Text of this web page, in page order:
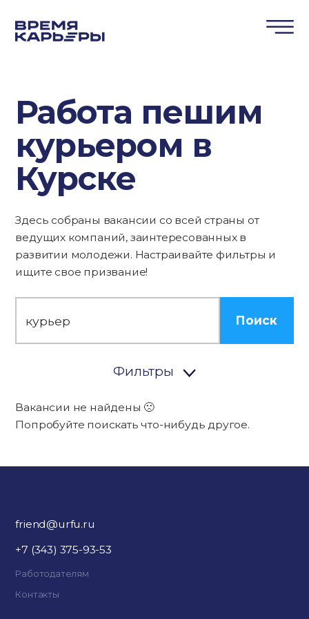
Работа пешим
курьером в
Курске
Здесь собраны вакансии со всей страны от
ведущих компаний, заинтересованных в
развитии молодежи. Настраивайте фильтры и
ищите свое призвание!
Поиск
Фильтры
Вакансии не найдены 🙁
Попробуйте поискать что-нибудь другое.
friend@urfu.ru
+7 (343) 375-93-53
Работодателям
Контакты